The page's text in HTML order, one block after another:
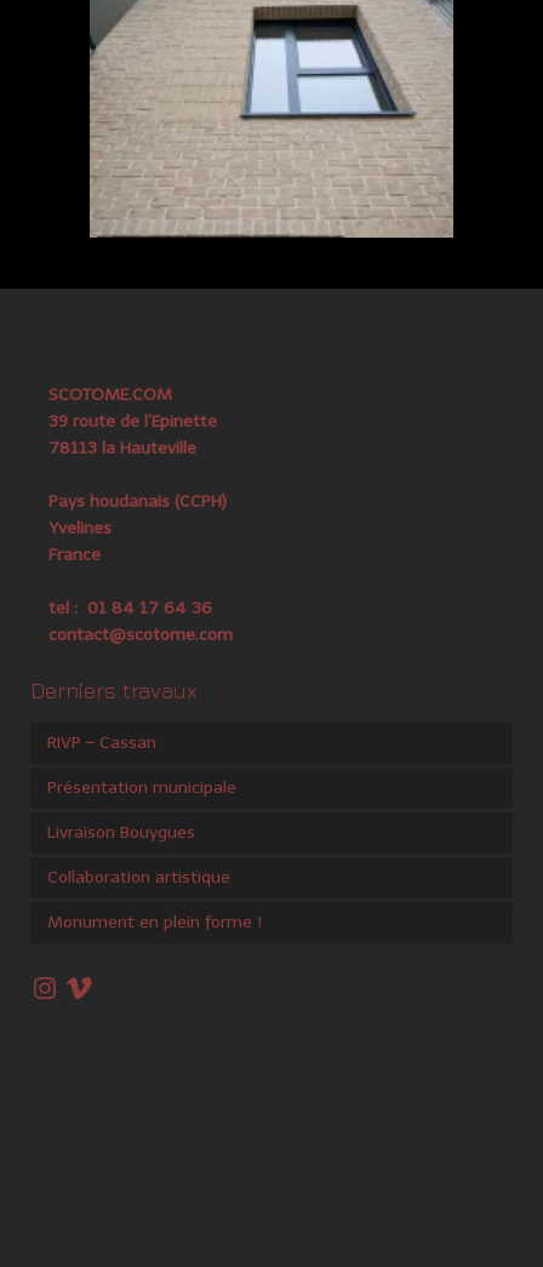
SCOTOME.COM
39 route de l’Epinette
78113 la Hauteville
Pays houdanais (CCPH)
Yvelines
France
tel : 01 84 17 64 36
contact@scotome.com
Derniers travaux
RIVP – Cassan
Présentation municipale
Livraison Bouygues
Collaboration artistique
Monument en plein forme !
Instagram
Vimeo